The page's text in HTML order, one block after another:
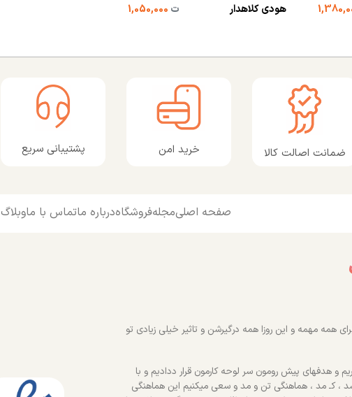
هودی کلاهدار ت
ضمانت اصالت کالا خرید امن پشتیبانی سریع
صفحه اصلیمجلهفروشگاهدرباره ماتماس با ماوبلاگ
همه مهمه و این روزا همه درگیرشن و تاثیر خیلی زیادی تو
و هدفهای پیش رومون سر لوحه کارمون قرار ددادیم و با
، کـ مد ، هماهنگی تن و مد و سعی میکنیم این هماهنگی